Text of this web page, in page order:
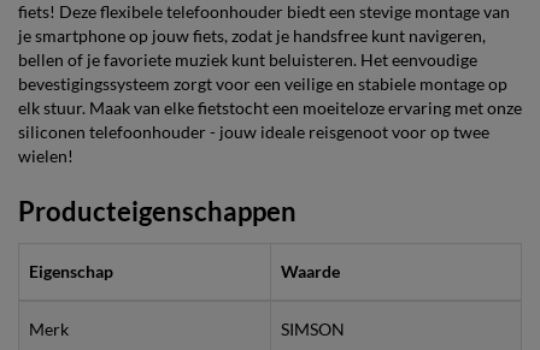
fiets! Deze flexibele telefoonhouder biedt een stevige montage van
je smartphone op jouw fiets, zodat je handsfree kunt navigeren,
bellen of je favoriete muziek kunt beluisteren. Het eenvoudige
bevestigingssysteem zorgt voor een veilige en stabiele montage op
elk stuur. Maak van elke fietstocht een moeiteloze ervaring met onze
siliconen telefoonhouder - jouw ideale reisgenoot voor op twee
wielen!
Producteigenschappen
Eigenschap Waarde
Merk SIMSON